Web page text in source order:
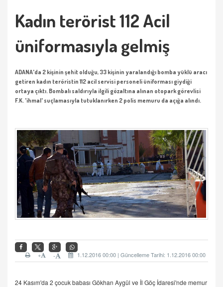
Kadın terörist 112 Acil
üniformasıyla gelmiş
ADANA'da 2 kişinin şehit olduğu, 33 kişinin yaralandığı bomba yüklü aracı
getiren kadın teröristin 112 acil servisi personeli üniforması giydiği
ortaya çıktı. Bombalı saldırıyla ilgili gözaltına alınan otopark görevlisi
F.K. 'ihmal' suçlamasıyla tutuklanırken 2 polis memuru da açığa alındı.
1.12.2016 00:00 | Güncelleme Tarihi: 1.12.2016 00:00
-
+
24 Kasım'da 2 çocuk babası Gökhan Aygül ve İl Göç İdaresi'nde memur